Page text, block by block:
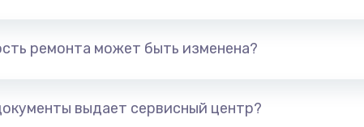
ремонта может быть изменена?
выдает сервисный центр?